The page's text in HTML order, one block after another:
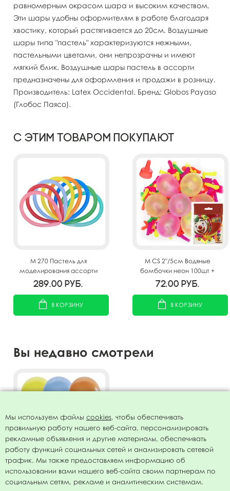
равномерным окрасом шара и высоким качеством.
Эти шары удобны оформителям в работе благодаря
хвостику, который растягивается до 20см. Воздушные
шары типа "пастель" характеризуются нежными,
пастельными цветами, они непрозрачны и имеют
мягкий блик. Воздушные шары пастель в ассорти
предназначены для оформления и продажи в розницу.
Производитель: Latex Occidental. Бренд: Globos Payaso
(Глобос Паясо).
С этим товаром покупают
M 270 Пастель для
моделирования ассорти
100шт
289.00 руб.
В КОРЗИНУ
M CS 2"/5см Водяные
бомбочки неон 100шт +
насадка для воды
72.00 руб.
В КОРЗИНУ
Вы недавно смотрели
Воздушный шар 2"/5см
Пастель ассорти 100шт
Мы используем файлы cookies, чтобы обеспечивать
правильную работу нашего веб-сайта, персонализировать
рекламные объявления и другие материалы, обеспечивать
работу функций социальных сетей и анализировать сетевой
трафик. Мы также предоставляем информацию об
использовании вами нашего веб-сайта своим партнерам по
социальным сетям, рекламе и аналитическим системам.